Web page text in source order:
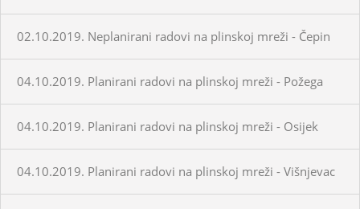
02.10.2019. Neplanirani radovi na plinskoj mreži - Čepin
04.10.2019. Planirani radovi na plinskoj mreži - Požega
04.10.2019. Planirani radovi na plinskoj mreži - Osijek
04.10.2019. Planirani radovi na plinskoj mreži - Višnjevac